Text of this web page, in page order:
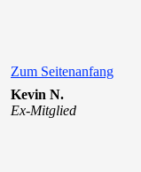
Zum Seitenanfang
Kevin N.
Ex-Mitglied